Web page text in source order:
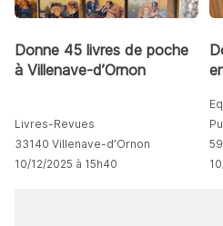
Donne 45 livres de poche
à Villenave-d’Ornon
Livres-Revues
33140 Villenave-d’Ornon
10/12/2025 à 15h40